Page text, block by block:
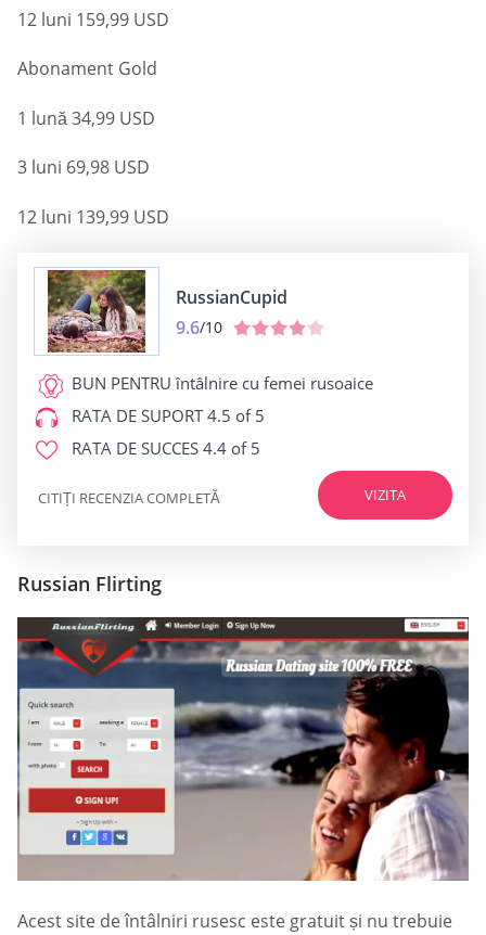
12 luni 159,99 USD
Abonament Gold
1 lună 34,99 USD
3 luni 69,98 USD
12 luni 139,99 USD
RussianCupid
9.6/10
BUN PENTRU întâlnire cu femei rusoaice
RATA DE SUPORT4.5 of 5
RATA DE SUCCES 4.4 of 5
VIZITA
CITIȚI RECENZIA COMPLETĂ
Russian Flirting
Acest site de întâlniri rusesc este gratuit și nu trebuie